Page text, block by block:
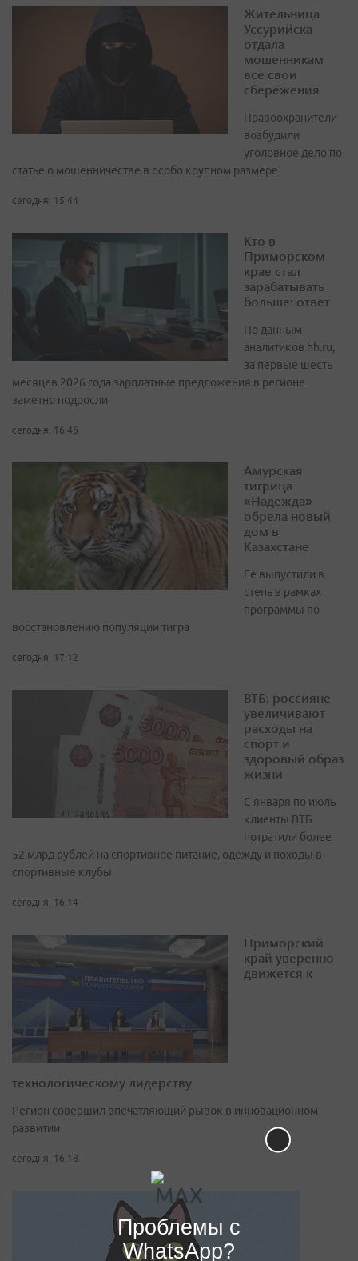
Жительница
Уссурийска
отдала
мошенникам
все свои
сбережения
Правоохранители
возбудили
уголовное дело по
статье о мошенничестве в особо крупном размере
сегодня, 15:44
Кто в
Приморском
крае стал
зарабатывать
больше: ответ
По данным
аналитиков hh.ru,
за первые шесть
месяцев 2026 года зарплатные предложения в регионе
заметно подросли
сегодня, 16:46
Амурская
тигрица
«Надежда»
обрела новый
дом в
Казахстане
Ее выпустили в
степь в рамках
программы по
восстановлению популяции тигра
сегодня, 17:12
ВТБ: россияне
увеличивают
расходы на
спорт и
здоровый образ
жизни
С января по июль
клиенты ВТБ
потратили более
52 млрд рублей на спортивное питание, одежду и походы в
спортивные клубы
сегодня, 16:14
Приморский
край уверенно
движется к
технологическому лидерству
Регион совершил впечатляющий рывок в инновационном
развитии
сегодня, 16:18
Проблемы с
WhatsApp?